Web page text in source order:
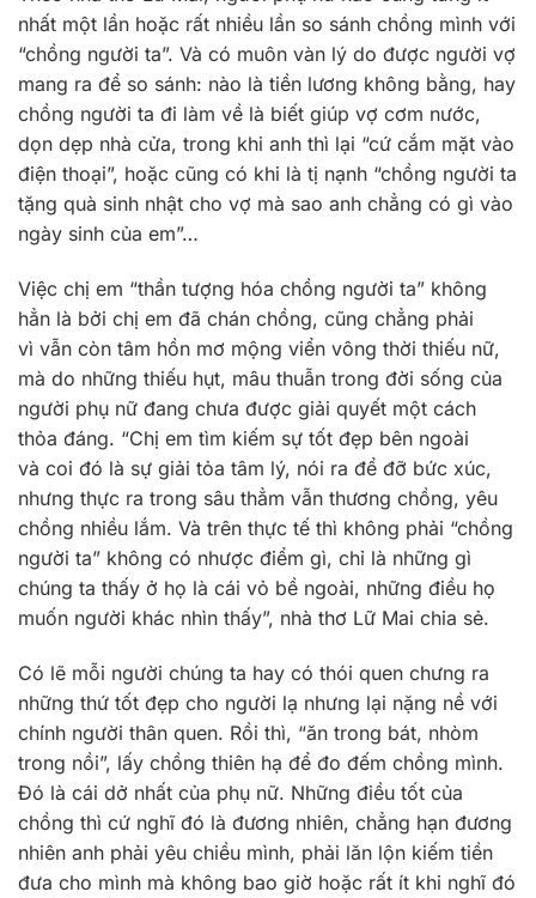
nhất một lần hoặc rất nhiều lần so sánh chồng mình với
“chồng người ta”. Và có muôn vàn lý do được người vợ
mang ra để so sánh: nào là tiền lương không bằng, hay
chồng người ta đi làm về là biết giúp vợ cơm nước,
dọn dẹp nhà cửa, trong khi anh thì lại “cứ cắm mặt vào
điện thoại”, hoặc cũng có khi là tị nạnh “chồng người ta
tặng quà sinh nhật cho vợ mà sao anh chẳng có gì vào
ngày sinh của em”…
Việc chị em “thần tượng hóa chồng người ta” không
hẳn là bởi chị em đã chán chồng, cũng chẳng phải
vì vẫn còn tâm hồn mơ mộng viển vông thời thiếu nữ,
mà do những thiếu hụt, mâu thuẫn trong đời sống của
người phụ nữ đang chưa được giải quyết một cách
thỏa đáng. “Chị em tìm kiếm sự tốt đẹp bên ngoài
và coi đó là sự giải tỏa tâm lý, nói ra để đỡ bức xúc,
nhưng thực ra trong sâu thẳm vẫn thương chồng, yêu
chồng nhiều lắm. Và trên thực tế thì không phải “chồng
người ta” không có nhược điểm gì, chỉ là những gì
chúng ta thấy ở họ là cái vỏ bề ngoài, những điều họ
muốn người khác nhìn thấy”, nhà thơ Lữ Mai chia sẻ.
Có lẽ mỗi người chúng ta hay có thói quen chưng ra
những thứ tốt đẹp cho người lạ nhưng lại nặng nề với
chính người thân quen. Rồi thì, “ăn trong bát, nhòm
trong nồi”, lấy chồng thiên hạ để đo đếm chồng mình.
Đó là cái dở nhất của phụ nữ. Những điều tốt của
chồng thì cứ nghĩ đó là đương nhiên, chẳng hạn đương
nhiên anh phải yêu chiều mình, phải lăn lộn kiếm tiền
đưa cho mình mà không bao giờ hoặc rất ít khi nghĩ đó